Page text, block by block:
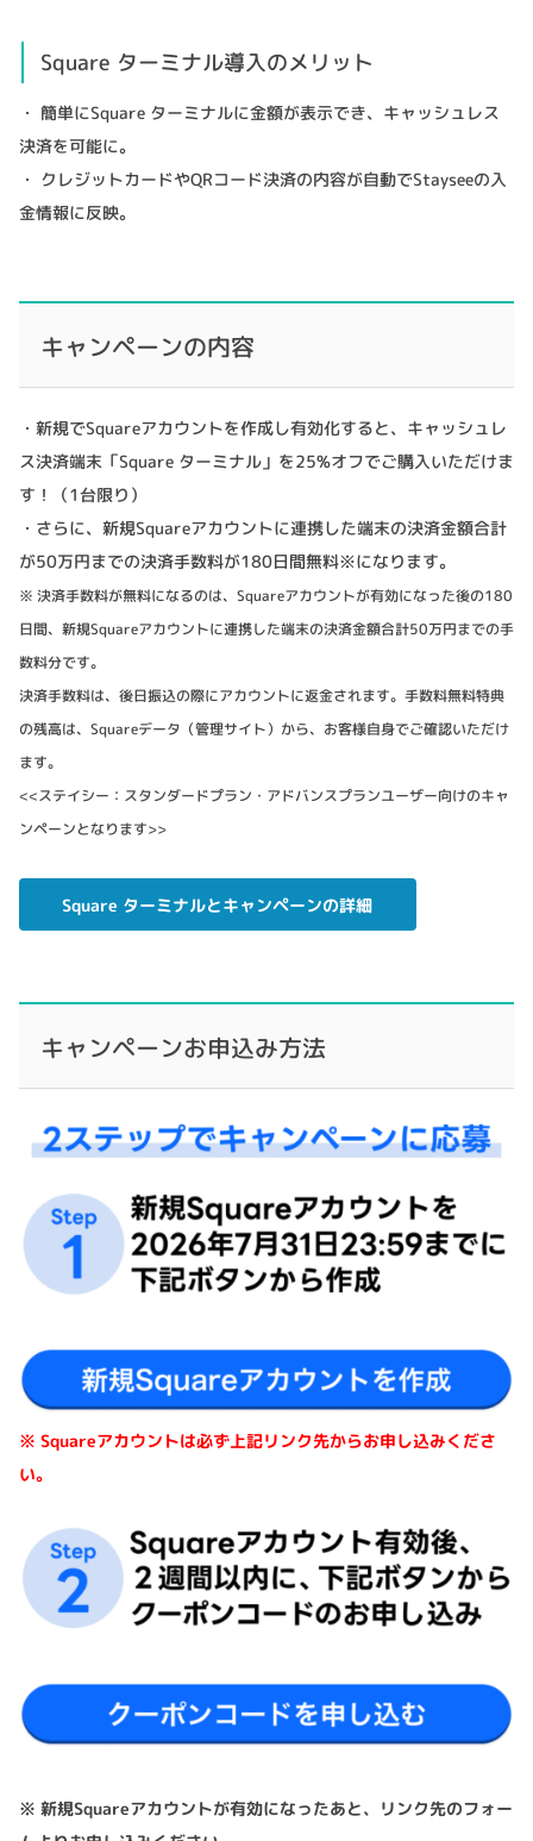
Square ターミナル導入のメリット
・ 簡単にSquare ターミナルに金額が表示でき、キャッシュレス
決済を可能に。
・ クレジットカードやQRコード決済の内容が自動でStayseeの入
金情報に反映。
キャンペーンの内容
・新規でSquareアカウントを作成し有効化すると、キャッシュレ
ス決済端末「Square ターミナル」を25%オフでご購入いただけま
す！（1台限り）
・さらに、新規Squareアカウントに連携した端末の決済金額合計
が50万円までの決済手数料が180日間無料※になります。
※ 決済手数料が無料になるのは、Squareアカウントが有効になった後の180
日間、新規Squareアカウントに連携した端末の決済金額合計50万円までの手
数料分です。
決済手数料は、後日振込の際にアカウントに返金されます。手数料無料特典
の残高は、Squareデータ（管理サイト）から、お客様自身でご確認いただけ
ます。
<<ステイシー：スタンダードプラン・アドバンスプランユーザー向けのキャ
ンペーンとなります>>
Square ターミナルとキャンペーンの詳細
キャンペーンお申込み方法
※ Squareアカウントは必ず上記リンク先からお申し込みくださ
い。
※ 新規Squareアカウントが有効になったあと、リンク先のフォー